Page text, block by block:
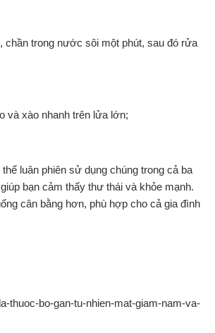
chần trong nước sôi một phút, sau đó rửa
và xào nhanh trên lửa lớn;
luân phiên sử dụng chúng trong cả ba
bạn cảm thấy thư thái và khỏe mạnh.
cân bằng hơn, phù hợp cho cả gia đình
thuoc-bo-gan-tu-nhien-mat-giam-nam-va-